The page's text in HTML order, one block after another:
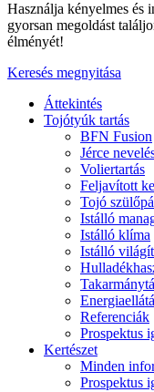
Használja kényelmes és
gyorsan megoldást
élményét!
Keresés megnyitása
Áttekintés
Tojótyúk tartás
BFN Fusion
Jérce
Voliertartás
Feljavított
Tojó
Istálló
Istálló klíma
Istálló
Referenciák
Prospektus
Kertészet
Minden
Prospektus